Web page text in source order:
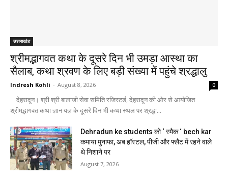
उत्तराखंड
श्रीमद्भागवत कथा के दूसरे दिन भी उमड़ा आस्था का
सैलाब, कथा श्रवण के लिए बड़ी संख्या में पहुंचे श्रद्धालु
Indresh Kohli - August 8, 2026 0
देहरादून। श्री श्री बालाजी सेवा समिति रजिस्टर्ड, देहरादून की ओर से आयोजित
श्रीमद्भागवत कथा ज्ञान यज्ञ के दूसरे दिन भी कथा स्थल पर श्रद्धा...
Dehradun ke students को ‘ स्मैक ‘ bech kar
कमाया मुनाफा, अब हॉस्टल, पीजी और फ्लैट में रहने वाले
थे निशाने पर
August 7, 2026